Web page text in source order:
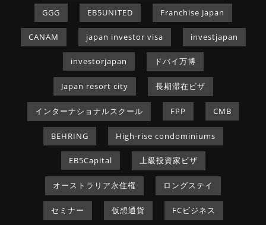
GGG EB5UNITED Franchise Japan
CANAM japan investor visa investjapan
investorjapan ドバイ万博
Japan resort city 長期滞在ビザ
インターナショナルスクール FPP CMB
BEHRING High-rise condominiums
EB5Capital 上級投資家ビザ
オーストラリア永住権 ロングステイ
セミナー 仮想通貨 FCビジネス